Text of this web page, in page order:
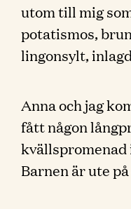
utom till mig
potatismos,
lingonsylt,
Anna och jag
fått någon
kvällspromenad
Barnen är ute